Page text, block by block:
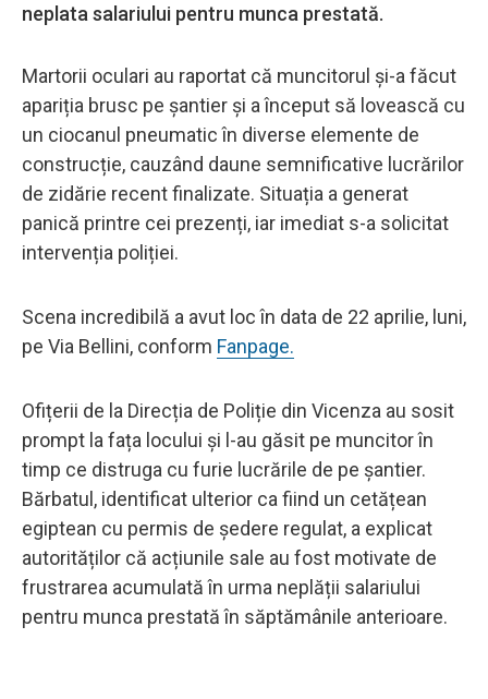
neplata salariului pentru munca prestată.
Martorii oculari au raportat că muncitorul și-a făcut
apariția brusc pe șantier și a început să lovească cu
un ciocanul pneumatic în diverse elemente de
construcție, cauzând daune semnificative lucrărilor
de zidărie recent finalizate. Situația a generat
panică printre cei prezenți, iar imediat s-a solicitat
intervenția poliției.
Scena incredibilă a avut loc în data de 22 aprilie, luni,
pe Via Bellini, conform Fanpage.
Ofițerii de la Direcția de Poliție din Vicenza au sosit
prompt la fața locului și l-au găsit pe muncitor în
timp ce distruga cu furie lucrările de pe șantier.
Bărbatul, identificat ulterior ca fiind un cetățean
egiptean cu permis de ședere regulat, a explicat
autorităților că acțiunile sale au fost motivate de
frustrarea acumulată în urma neplății salariului
pentru munca prestată în săptămânile anterioare.